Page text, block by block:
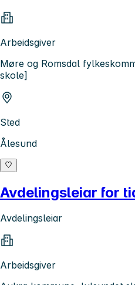
Arbeidsgiver
Møre og Romsdal
skole]
Sted
Ålesund
Avdelingsleiar for
Avdelingsleiar
Arbeidsgiver